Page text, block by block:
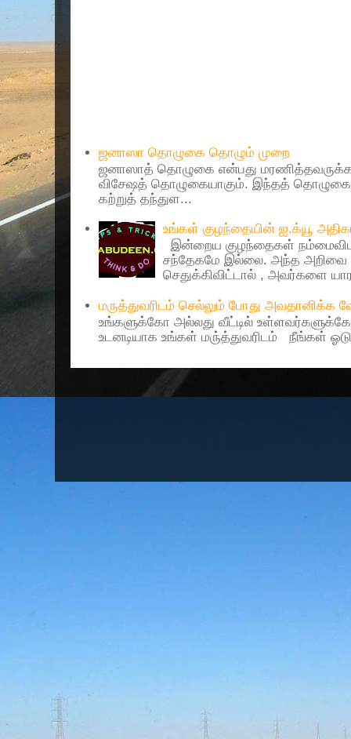
ஜனாஸா தொழுகை தொழும் முறை
ஜனாஸாத் தொழுகை என்பது
விசேஷத் தொழுகையாகும். இந்தத்
கற்றுத் தந்துள...
உங்கள் குழந்தையின் ஐ.க்யூ
இன்றைய குழந்தைகள்
சந்தேகமே இல்லை. அந்த
செதுக்கிவிட்டால் , அவர்களை
மருத்துவரிடம் செல்லும் போது அவதானிக்க
உங்களுக்கோ அல்லது வீட்டில்
உடனடியாக உங்கள் மரு்த்துவரிடம் நீங்கள்